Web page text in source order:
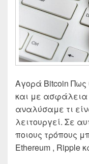
Αγορά Bitcoin
και με
αναλύσαμε τι
λειτουργεί. Σε
ποιους τρόπους
Ethereum , Ripple